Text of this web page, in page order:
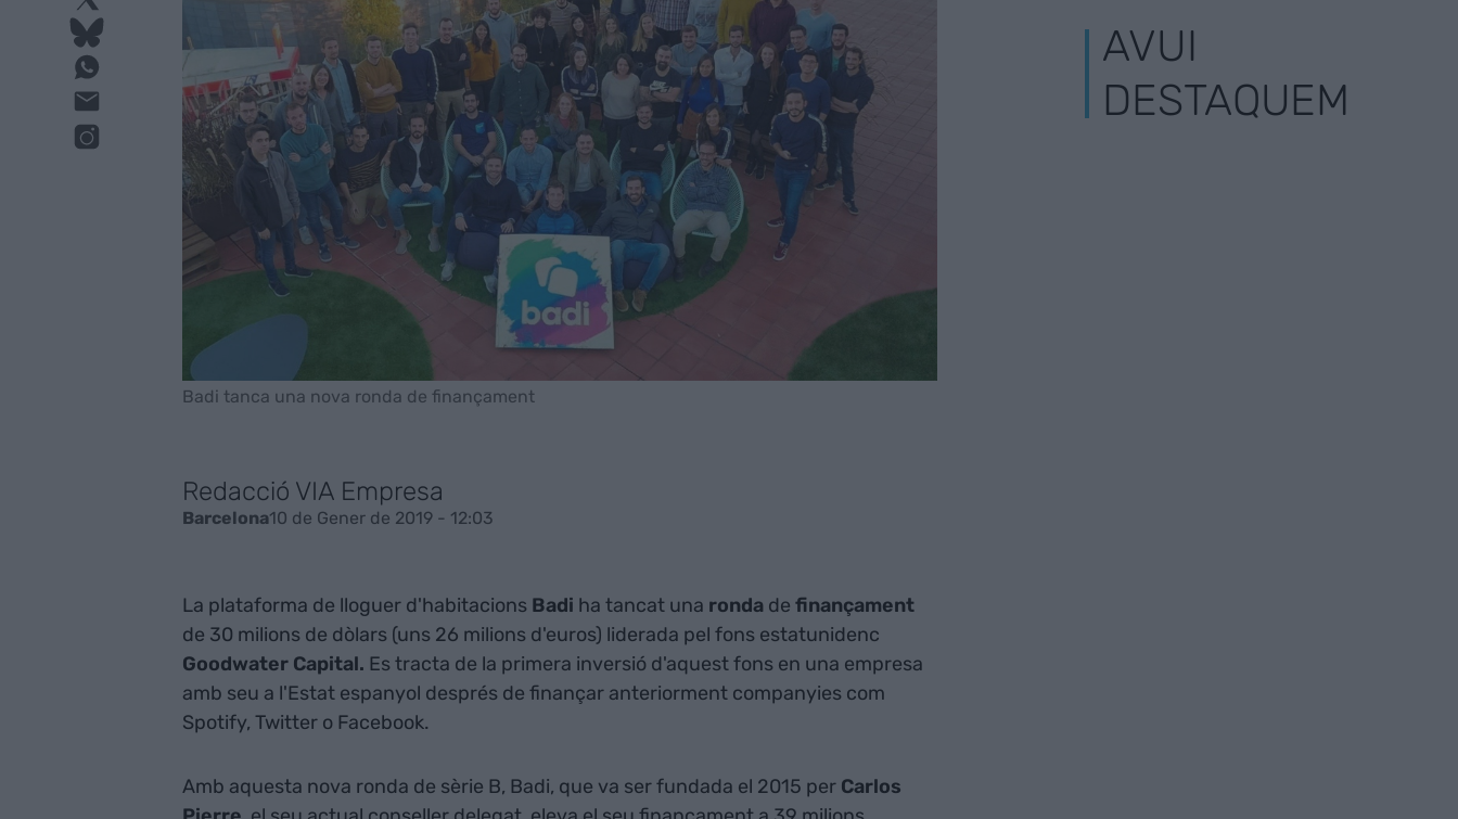
Badi tanca una nova ronda de finançament
Redacció VIA Empresa
Barcelona10 de Gener de 2019 - 12:03
La plataforma de lloguer d'habitacions Badi ha tancat una rondade finançament
de 30 milions de dòlars (uns 26 milions d'euros) liderada pel fons estatunidenc
Goodwater Capital. Es tracta de la primera inversió d'aquest fons en una empresa
amb seu a l'Estat espanyol després de finançar anteriorment companyies com
Spotify, Twitter o Facebook.
Amb aquesta nova ronda de sèrie B, Badi, que va ser fundada el 2015 per Carlos
AVUI
DESTAQUEM